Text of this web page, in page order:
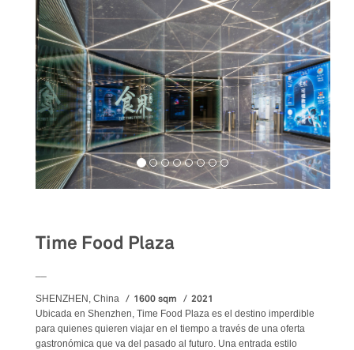
Time Food Plaza
SHENZHEN, China 1600 sqm 2021
Ubicada en Shenzhen, Time Food Plaza es el destino imperdible
para quienes quieren viajar en el tiempo a través de una oferta
gastronómica que va del pasado al futuro. Una entrada estilo